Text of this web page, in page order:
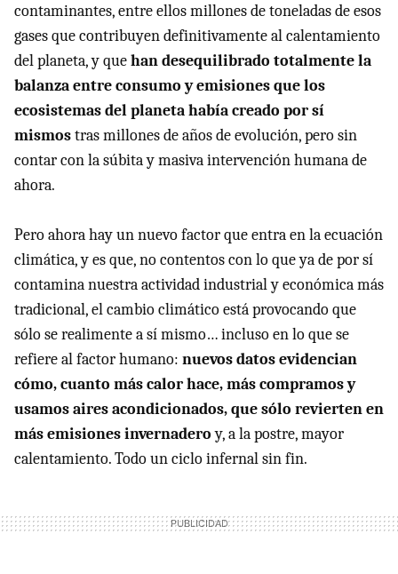
contaminantes, entre ellos millones de toneladas de esos
gases que contribuyen definitivamente al calentamiento
del planeta, y quehan desequilibrado totalmente la
balanza entre consumo y emisiones que los
ecosistemas del planeta había creado por sí
mismostras millones de años de evolución, pero sin
contar con la súbita y masiva intervención humana de
ahora.
Pero ahora hay un nuevo factor que entra en la ecuación
climática, y es que, no contentos con lo que ya de por sí
contamina nuestra actividad industrial y económica más
tradicional, el cambio climático está provocando que
sólo se realimente a sí mismo… incluso en lo que se
refiere al factor humano: nuevos datos evidencian
cómo, cuanto más calor hace, más compramos y
usamos aires acondicionados, que sólo revierten en
más emisiones invernaderoy, a la postre, mayor
calentamiento. Todo un ciclo infernal sin fin.